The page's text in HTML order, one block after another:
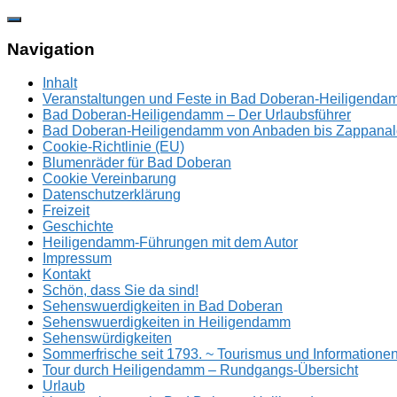
Zum
springen
Navigation
Inhalt
Veranstaltungen und Feste in Bad Doberan-
Bad Doberan-Heiligendamm – Der Urlaubsführer
Bad Doberan-Heiligendamm von Anbaden bis
Cookie-Richtlinie (EU)
Blumenräder für Bad Doberan
Cookie Vereinbarung
Datenschutzerklärung
Freizeit
Geschichte
Heiligendamm-Führungen mit dem Autor
Impressum
Kontakt
Schön, dass Sie da sind!
Sehenswuerdigkeiten in Bad Doberan
Sehenswuerdigkeiten in Heiligendamm
Sehenswürdigkeiten
Sommerfrische seit 1793. ~ Tourismus und
Tour durch Heiligendamm – Rundgangs-Übersicht
Urlaub